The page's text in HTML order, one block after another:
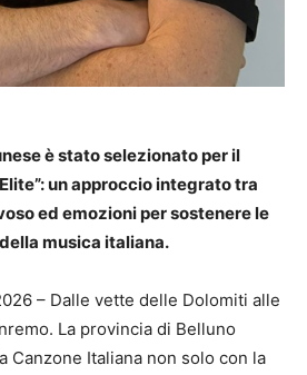
è stato selezionato per il
un approccio integrato tra
ed emozioni per sostenere le
musica italiana.
– Dalle vette delle Dolomiti alle
La provincia di Belluno
Canzone Italiana non solo con la